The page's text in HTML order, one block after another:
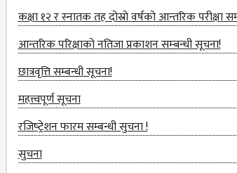
EDUCATION(B.ED)
HUMANITIES (BA)
MASTER
EDUCATION(M.ED)
MANAGEMENT
कक्षा १२ र स्‍नातक तह दोस्रो वर्षको आन्‍तरिक परीक्षा
आन्‍तरिक परिक्षाको नतिजा प्रकाशन सम्‍बन्‍धी सूचना!
छात्रवृत्ति सम्बन्‍धी सूचना!
महत्त्वपूर्ण सूचना
रजिष्‍ट्रेशन फारम सम्बन्धी सुचना !
सुचना